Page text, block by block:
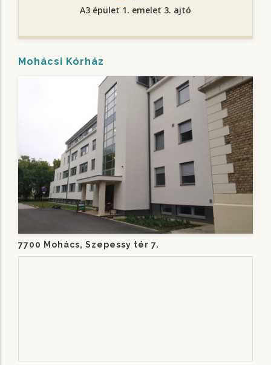
A3 épület 1. emelet 3. ajtó
Mohácsi Kórház
7700 Mohács, Szepessy tér 7.